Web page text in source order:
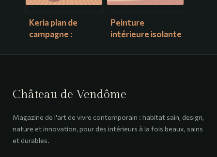
Keria plan de
campagne :
et réussir votre
Peinture
intérieure isolante
complet pour bien
Château de Vendôme
Magazine de l'art de vivre contemporain : habitat sain, design,
nature et innovation, pour des intérieurs à la fois beaux, sains
et durables.